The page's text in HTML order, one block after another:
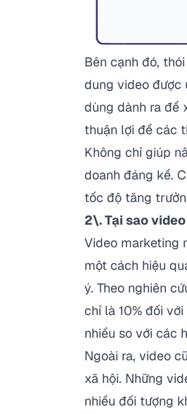
Bên cạnh đó,
dung video được
dùng dành ra để
thuận lợi để các
Không chỉ giúp
doanh đáng kể.
tốc độ tăng
2\. Tại sao
Video marketing
một cách hiệu
ý. Theo nghiên
chỉ là 10% đối
nhiều so với các
Ngoài ra, video
xã hội. Những
nhiều đối tượng